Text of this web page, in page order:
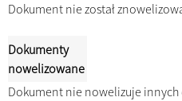
Dokument nie został
Dokumenty
nowelizowane
Dokument nie nowelizuje